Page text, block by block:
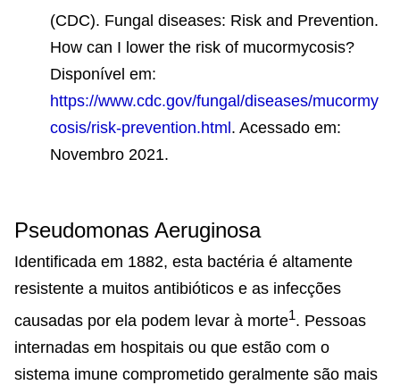
(CDC). Fungal diseases: Risk and Prevention.
How can I lower the risk of mucormycosis?
Disponível em:
https://www.cdc.gov/fungal/diseases/mucormy
cosis/risk-prevention.html . Acessado em:
Novembro 2021.
Pseudomonas Aeruginosa
Identificada em 1882, esta bactéria é altamente
resistente a muitos antibióticos e as infecções
causadas por ela podem levar à morte1. Pessoas
internadas em hospitais ou que estão com o
sistema imune comprometido geralmente são mais